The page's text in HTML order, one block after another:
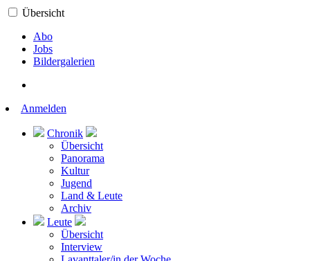
Übersicht
Abo
Jobs
Bildergalerien
Anmelden
Chronik
Übersicht
Panorama
Kultur
Jugend
Land & Leute
Archiv
Leute
Übersicht
Interview